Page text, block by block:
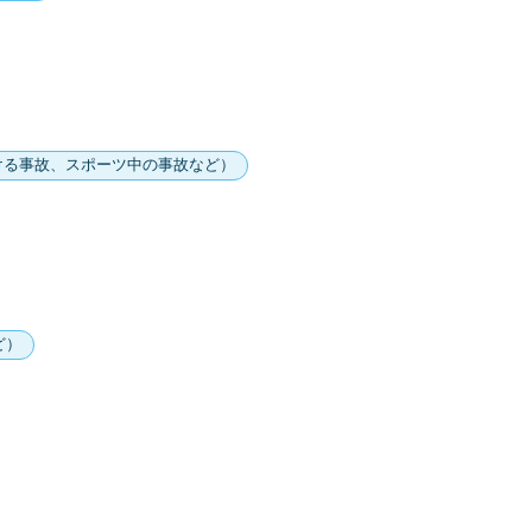
事故、スポーツ中の事故など）